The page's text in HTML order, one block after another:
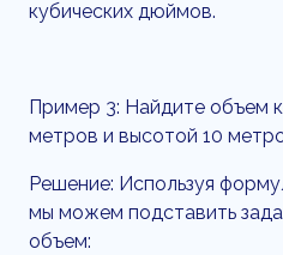
кубических дюймов.
Пример 3: Найдите объем
метров и высотой 10
Решение: Используя
мы можем подставить
объем: